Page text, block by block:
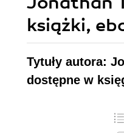
książki,
Tytuły autora:
dostępne w